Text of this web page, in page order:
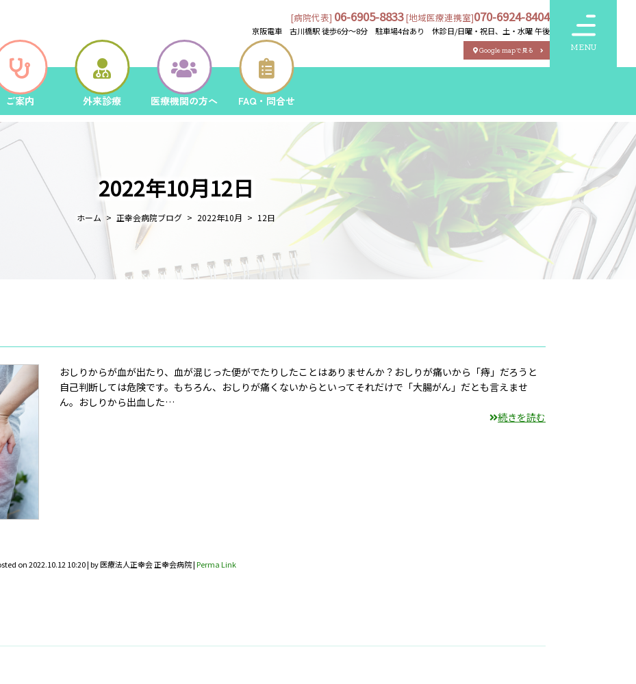
[病院代表] 06-6905-8833[地域医療連携室]070-6924-8404
京阪電車 古川橋駅 徒歩6分～8分 駐車場4台あり 休診日/日曜・祝日、土・水曜 午後
Google mapで見る MENU
ご案内 外来診療 医療機関の方へ FAQ・問合せ
2022年10月12日
ホーム 正幸会病院ブログ 2022年10月 12日
おしりからが血が出たり、血が混じった便がでたりしたことはありませんか？おしりが痛いから「痔」だろうと
自己判断しては危険です。もちろん、おしりが痛くないからといってそれだけで「大腸がん」だとも言えませ
ん。おしりから出血した…
続きを読む
on2022.10.12 10:20|by医療法人正幸会 正幸会病院| Perma Link